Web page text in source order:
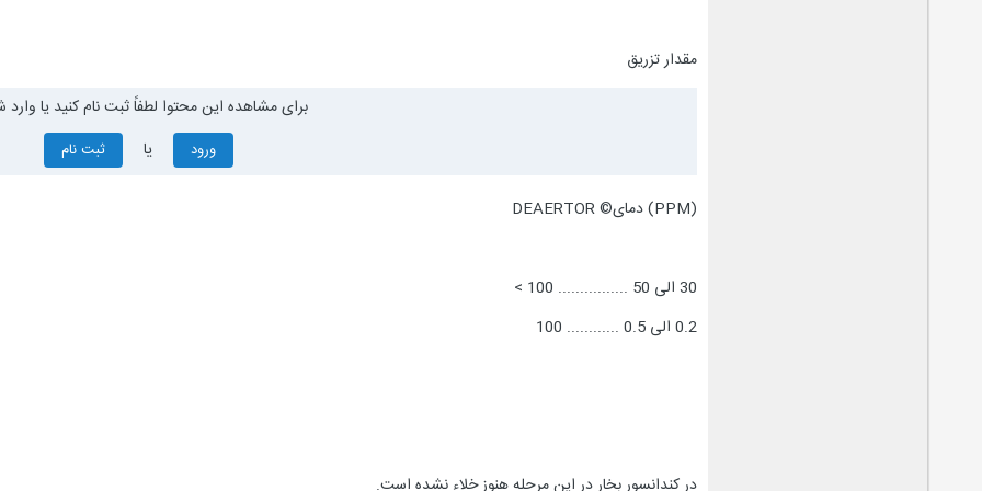
مقدار تزریق
برای مشاهده این محتوا لطفاً ثبت نام کنید یا وارد
ورود یا ثبت نام
(PPM) دمای© DEAERTOR
30 الی 50 ................ 100 >
0.2 الی 0.5 ............ 100
در کندانسور بخار در این مرحله هنوز خلاء نشده است.